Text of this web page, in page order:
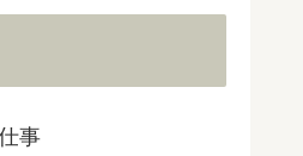
事